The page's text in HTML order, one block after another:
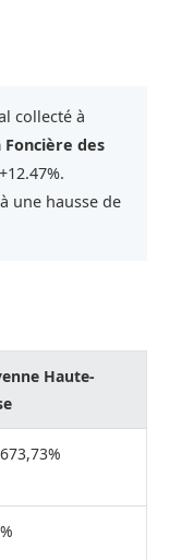
collecté à
des
une hausse de
Haute-